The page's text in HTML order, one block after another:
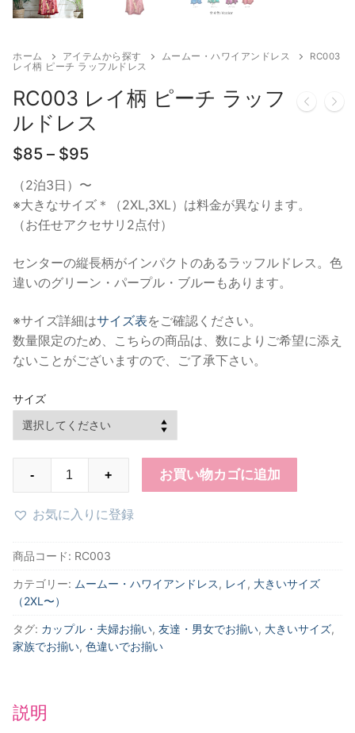
ガールズ
ベビー
トロピカル柄
レイ
パープル（紫）
グリーン（緑）
ホーム アイテムから探す ムームー・ハワイアンドレス
RC003
レイ柄 ピーチ ラッフルドレス
RC003 レイ柄 ピーチ ラッフ
ルドレス
$85 – $95価
帯:
$85
–
$95
（2泊3日）〜
※大きなサイズ＊（2XL,3XL）は料金が異なります。
（お任せアクセサリ2点付）
センターの縦長柄がインパクトのあるラッフルドレス。色
違いのグリーン・パープル・ブルーもあります。
※サイズ詳細はサイズ表をご確認ください。
数量限定のため、こちらの商品は、数によりご希望に添え
ないことがございますので、ご了承下さい。
サイズ
柄
ー
チ
ラ
ッ
フ
レ
ス
- + お買い物カゴに追加
お気に入りに登録
商品コード: RC003
カテゴリー: ムームー・ハワイアンドレス, レイ, 大きいサイズ
（2XL〜）
タグ: カップル・夫婦お揃い, 友達・男女でお揃い, 大きいサイズ,
家族でお揃い, 色違いでお揃い
説明